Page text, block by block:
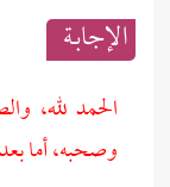
الإجابــة
الحمد لله،
وصحبه، أما